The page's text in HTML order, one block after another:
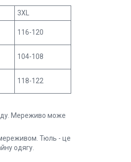
3XL
116-120
104-108
118-122
Мереживо може
Тюль - це
одягу.